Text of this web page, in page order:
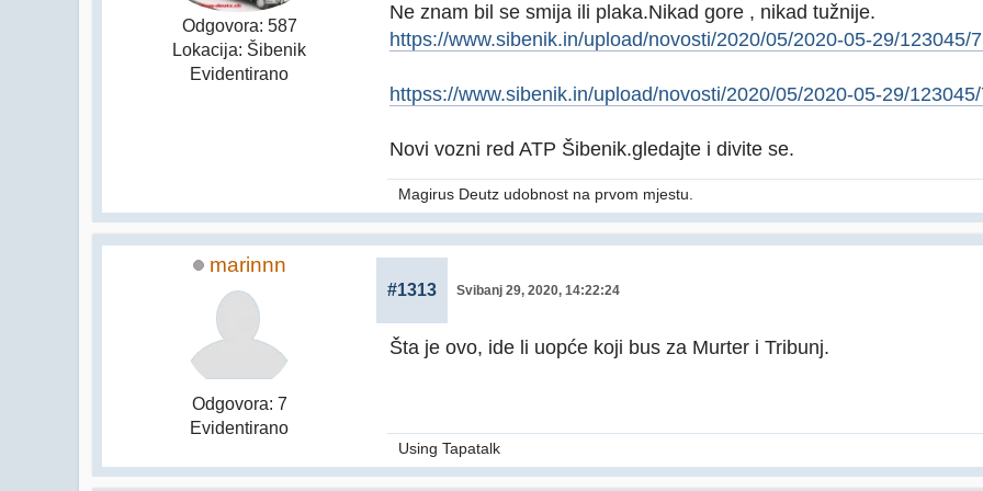
Odgovora: 587
Lokacija: Šibenik
Evidentirano
Ne znam bil se smija ili plaka.Nikad gore , nikad tužnije.
https://www.sibenik.in/upload/novosti/2020/05/2020-05-29/123045/
httpss://www.sibenik.in/upload/novosti/2020/05/2020-05-29/
Novi vozni red ATP Šibenik.gledajte i divite se.
Magirus Deutz udobnost na prvom mjestu.
marinnn
Odgovora: 7
Evidentirano
#1313 Svibanj 29, 2020, 14:22:24
Šta je ovo, ide li uopće koji bus za Murter i Tribunj.
Using Tapatalk